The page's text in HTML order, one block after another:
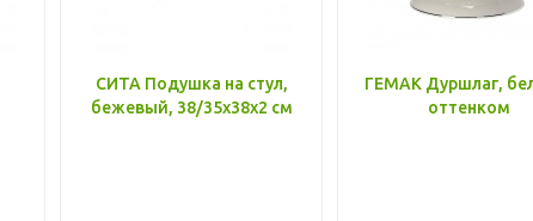
СИТА Подушка на стул,
бежевый, 38/35x38x2 см
ГЕМАК Дуршлаг,
оттенком